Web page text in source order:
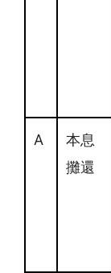
A
本息
攤還